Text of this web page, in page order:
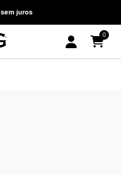
juros
0